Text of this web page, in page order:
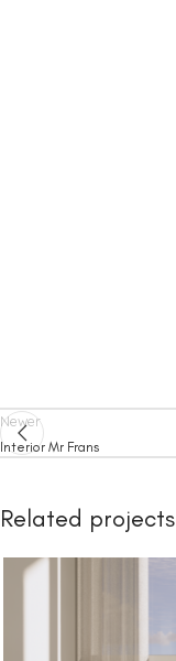
Newer
Interior Mr Frans
Related projects